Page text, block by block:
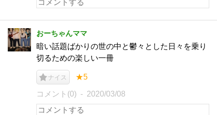
おーちゃんママ
暗い話題ばかりの世の中と鬱々とした日々を乗り
切るための楽しい一冊
ナイス ★5
コメント(0) 2020/03/08